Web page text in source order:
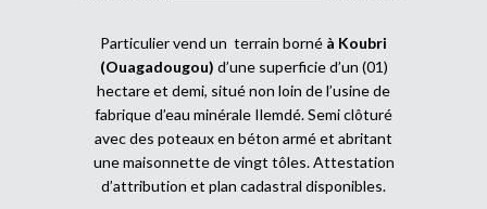
Particulier vend un terrain borné à Koubri
(Ouagadougou) d’une superficie d’un (01)
hectare et demi, situé non loin de l’usine de
fabrique d’eau minérale Ilemdé. Semi clôturé
avec des poteaux en béton armé et abritant
une maisonnette de vingt tôles. Attestation
d’attribution et plan cadastral disponibles.